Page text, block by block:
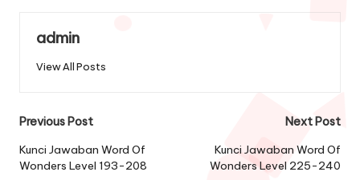
admin
View All Posts
Post
navigation
Previous Post
Kunci Jawaban Word Of
Wonders Level 193-208
Next Post
Kunci Jawaban Word Of
Wonders Level 225-240